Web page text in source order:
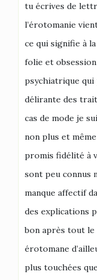
tu écrives de
l’érotomanie
ce qui signifie à
folie et obsession
psychiatrique
délirante des
cas de mode je
non plus et
promis fidélité à
sont peu connus
manque affectif
des explications
bon après tout le
érotomane
plus touchées